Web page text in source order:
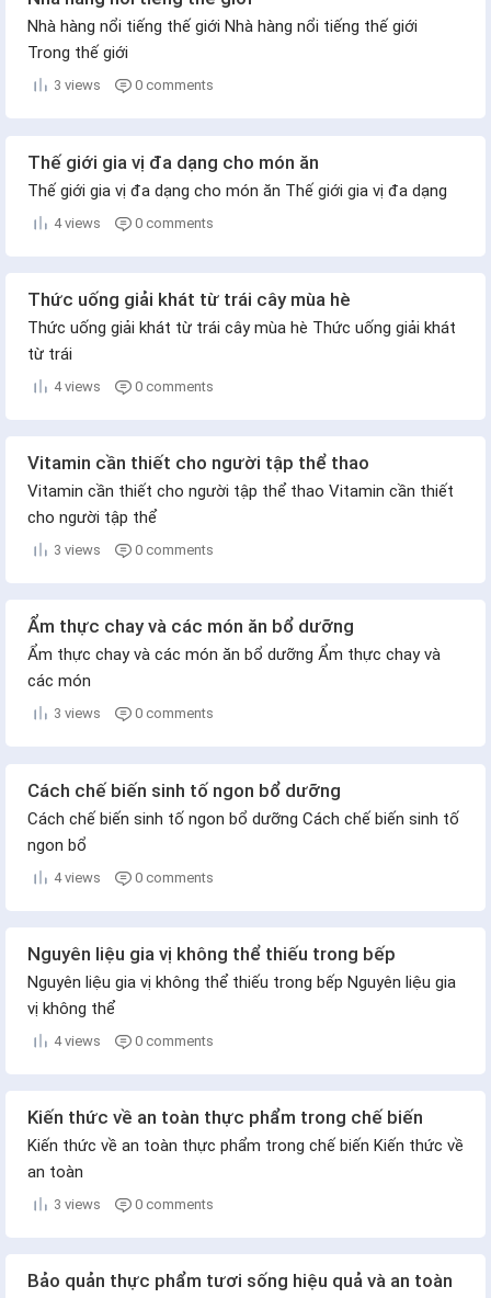
Nhà hàng nổi tiếng thế giới Nhà hàng nổi tiếng thế giới
Trong thế giới
3 views 0 comments
Thế giới gia vị đa dạng cho món ăn
Thế giới gia vị đa dạng cho món ăn Thế giới gia vị đa dạng
4 views 0 comments
Thức uống giải khát từ trái cây mùa hè
Thức uống giải khát từ trái cây mùa hè Thức uống giải khát
từ trái
4 views 0 comments
Vitamin cần thiết cho người tập thể thao
Vitamin cần thiết cho người tập thể thao Vitamin cần thiết
cho người tập thể
3 views 0 comments
Ẩm thực chay và các món ăn bổ dưỡng
Ẩm thực chay và các món ăn bổ dưỡng Ẩm thực chay và
các món
3 views 0 comments
Cách chế biến sinh tố ngon bổ dưỡng
Cách chế biến sinh tố ngon bổ dưỡng Cách chế biến sinh tố
ngon bổ
4 views 0 comments
Nguyên liệu gia vị không thể thiếu trong bếp
Nguyên liệu gia vị không thể thiếu trong bếp Nguyên liệu gia
vị không thể
4 views 0 comments
Kiến thức về an toàn thực phẩm trong chế biến
Kiến thức về an toàn thực phẩm trong chế biến Kiến thức về
an toàn
3 views 0 comments
Bảo quản thực phẩm tươi sống hiệu quả và an toàn